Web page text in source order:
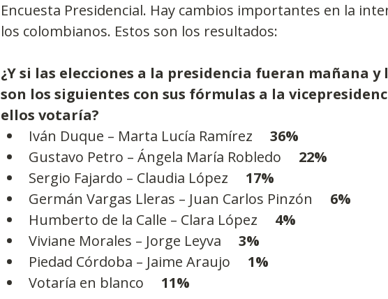
Encuesta Presidencial. Hay cambios importantes en la
los colombianos. Estos son los resultados:
¿Y si las elecciones a la presidencia fueran mañana y
son los siguientes con sus fórmulas a la
ellos votaría?
Iván Duque – Marta Lucía Ramírez 36%
Gustavo Petro – Ángela María Robledo 22%
Sergio Fajardo – Claudia López 17%
Germán Vargas Lleras – Juan Carlos Pinzón
6%
Humberto de la Calle – Clara López 4%
Viviane Morales – Jorge Leyva 3%
Piedad Córdoba – Jaime Araujo 1%
Votaría en blanco 11%